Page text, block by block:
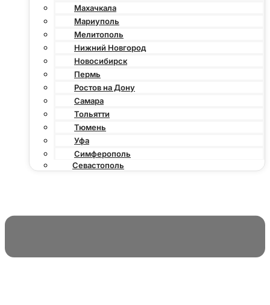
Махачкала
Мариуполь
Мелитополь
Нижний Новгород
Новосибирск
Пермь
Ростов на Дону
Самара
Тольятти
Тюмень
Уфа
Симферополь
Севастополь